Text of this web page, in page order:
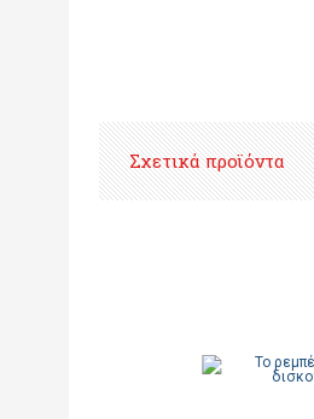
Σχετικά προϊόντα